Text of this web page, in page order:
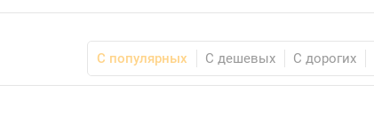
С популярных С дешевых С дорогих